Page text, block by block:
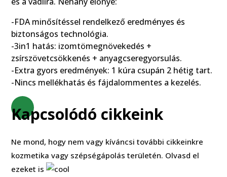
-FDA minősítéssel rendelkező eredményes és
biztonságos technológia.
-3in1 hatás: izomtömegnövekedés +
zsírszövetcsökkenés + anyagcseregyorsulás.
-Extra gyors eredmények: 1 kúra csupán 2 hétig tart.
-Nincs mellékhatás és fájdalommentes a kezelés.
Kapcsolódó cikkeink
Ne mond, hogy nem vagy kíváncsi további cikkeinkre
kozmetika vagy szépségápolás területén. Olvasd el
ezeket is